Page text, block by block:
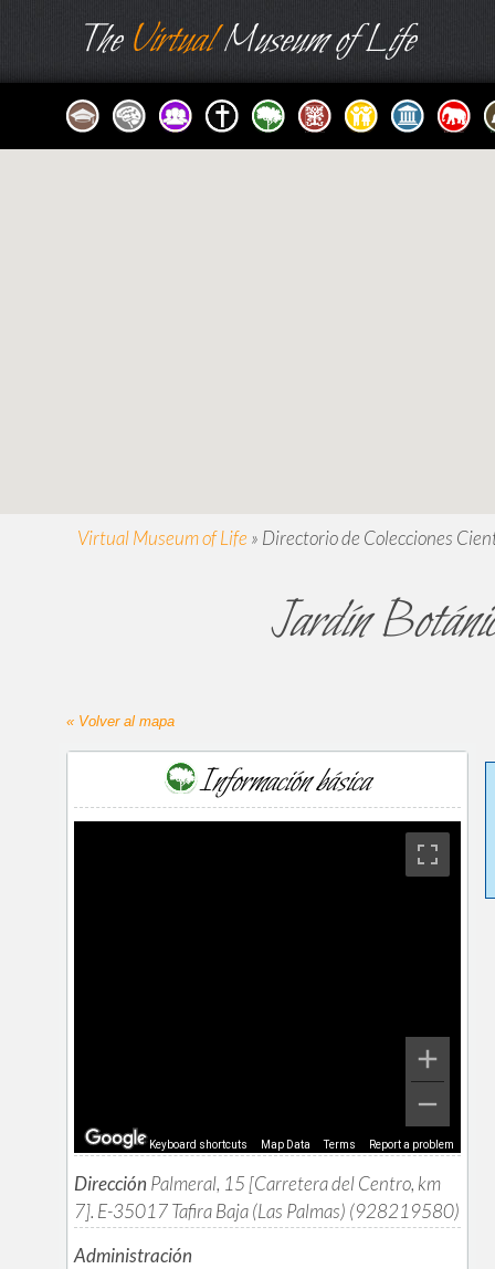
TheVirtualMuseum of Life
Virtual Museum of Life » Directorio de Colecciones
Jardín
« Volver al mapa
Información básica
Keyboard shortcuts Map Data Terms Report a problem
Dirección Palmeral, 15 [Carretera del Centro, km
7]. E-35017 Tafira Baja (Las Palmas) (928219580)
Administración